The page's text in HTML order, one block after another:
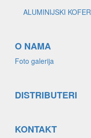
ALUMINIJSKI KOFER
O NAMA
Foto galerija
DISTRIBUTERI
KONTAKT